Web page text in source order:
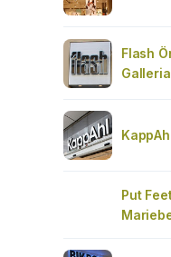
Flash
Galleria
Put